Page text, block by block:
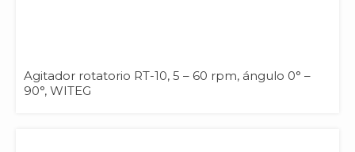
Agitador rotatorio RT-10, 5 – 60 rpm, ángulo 0° –
90°, WITEG